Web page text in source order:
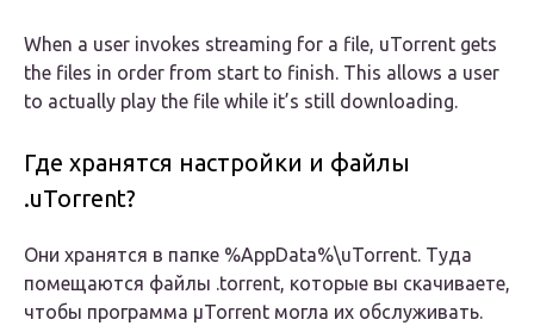
When a user invokes streaming for a file, uTorrent gets
the files in order from start to finish. This allows a user
to actually play the file while it’s still downloading.
Где хранятся настройки и файлы
.uTorrent?
Они хранятся в папке %AppData%\uTorrent. Туда
помещаются файлы .torrent, которые вы скачиваете,
чтобы программа µTorrent могла их обслуживать.